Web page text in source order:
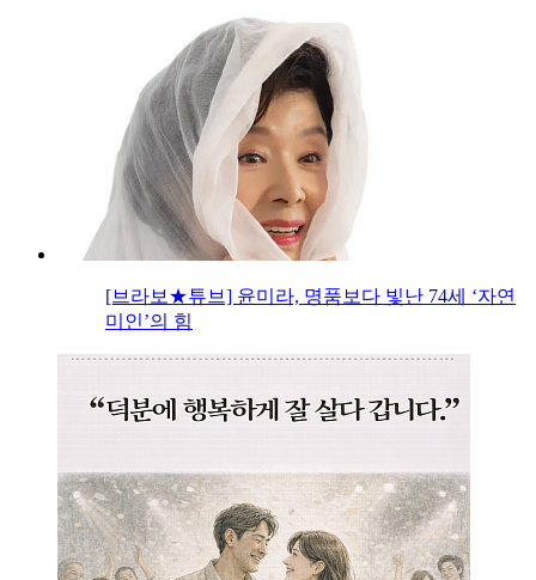
[브라보★튜브] 윤미라, 명품보다 빛난 74세 ‘자연
미인’의 힘